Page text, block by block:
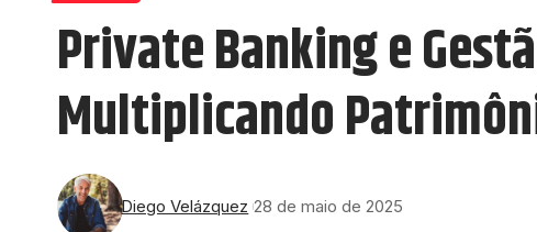
Private Banking e
Multiplicando
Diego Velázquez 28 de maio de 2025